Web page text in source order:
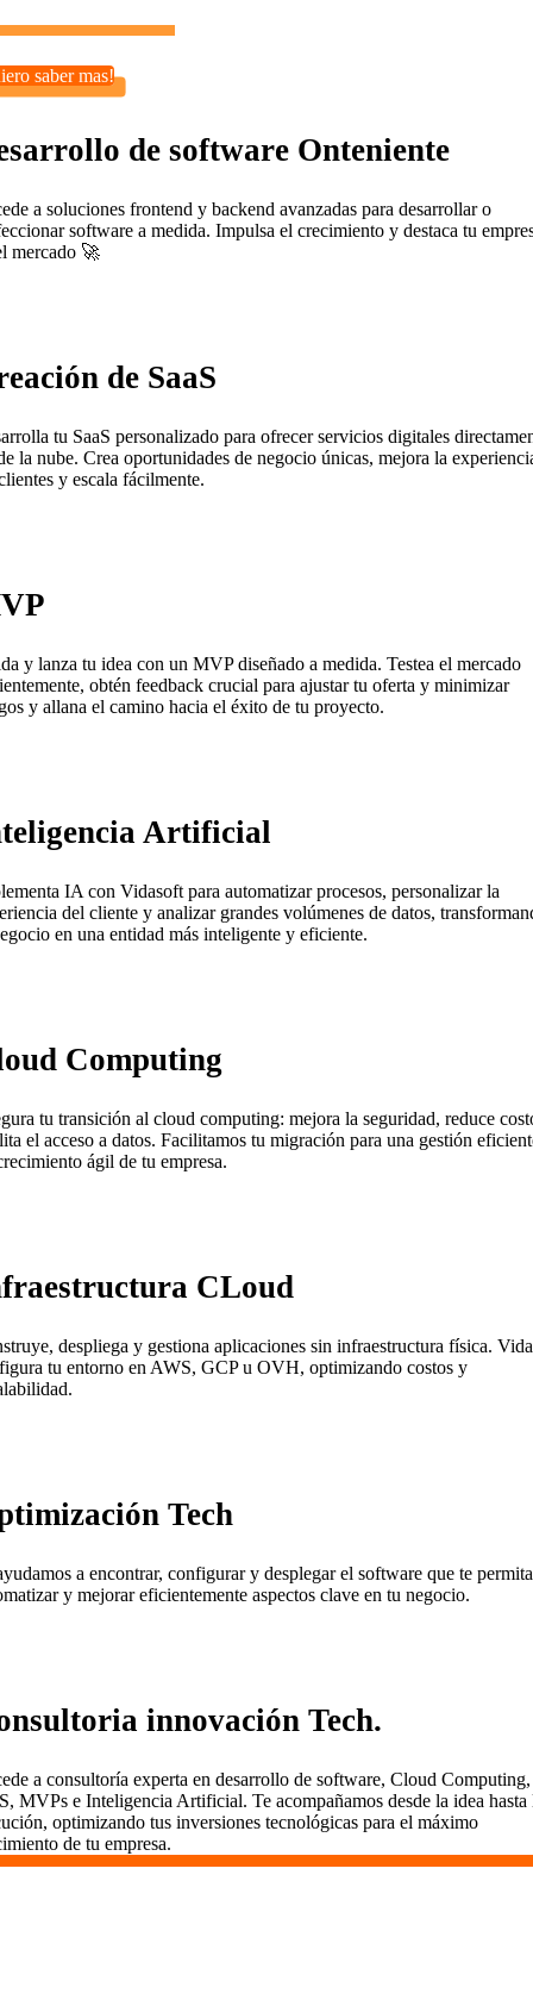
saber mas!
de software Onteniente
a soluciones frontend y backend avanzadas para desarrollar o
software a medida. Impulsa el crecimiento y destaca tu
mercado 🚀
de SaaS
tu SaaS personalizado para ofrecer servicios digitales
la nube. Crea oportunidades de negocio únicas, mejora la
y escala fácilmente.
y lanza tu idea con un MVP diseñado a medida. Testea el mercado
obtén feedback crucial para ajustar tu oferta y minimizar
y allana el camino hacia el éxito de tu proyecto.
Artificial
IA con Vidasoft para automatizar procesos, personalizar la
del cliente y analizar grandes volúmenes de datos,
en una entidad más inteligente y eficiente.
Computing
tu transición al cloud computing: mejora la seguridad, reduce
el acceso a datos. Facilitamos tu migración para una gestión
ágil de tu empresa.
CLoud
despliega y gestiona aplicaciones sin infraestructura física.
tu entorno en AWS, GCP u OVH, optimizando costos y
Tech
a encontrar, configurar y desplegar el software que te permita
y mejorar eficientemente aspectos clave en tu negocio.
innovación Tech.
a consultoría experta en desarrollo de software, Cloud Computing,
MVPs e Inteligencia Artificial. Te acompañamos desde la idea hasta
optimizando tus inversiones tecnológicas para el máximo
de tu empresa.